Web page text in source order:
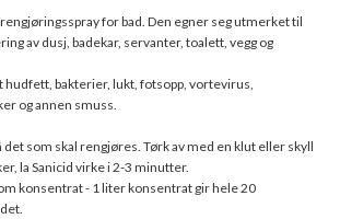
for bad. Den egner seg utmerket til
av dusj, badekar, servanter, toalett, vegg og
bakterier, lukt, fotsopp, vortevirus,
og annen smuss.
det som skal rengjøres. Tørk av med en klut eller skyll
la Sanicid virke i 2-3 minutter.
konsentrat - 1 liter konsentrat gir hele 20